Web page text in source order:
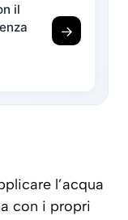
il
→
l’acqua
con i propri